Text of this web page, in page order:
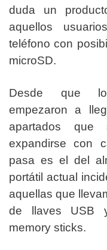
duda un
aquellos
teléfono con
microSD.
Desde que
empezaron a
apartados
expandirse con
pasa es el del
portátil actual
aquellas que
de llaves USB
memory sticks.